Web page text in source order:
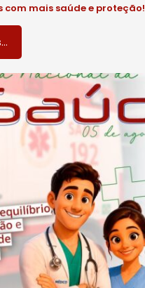
com mais saúde e proteção!